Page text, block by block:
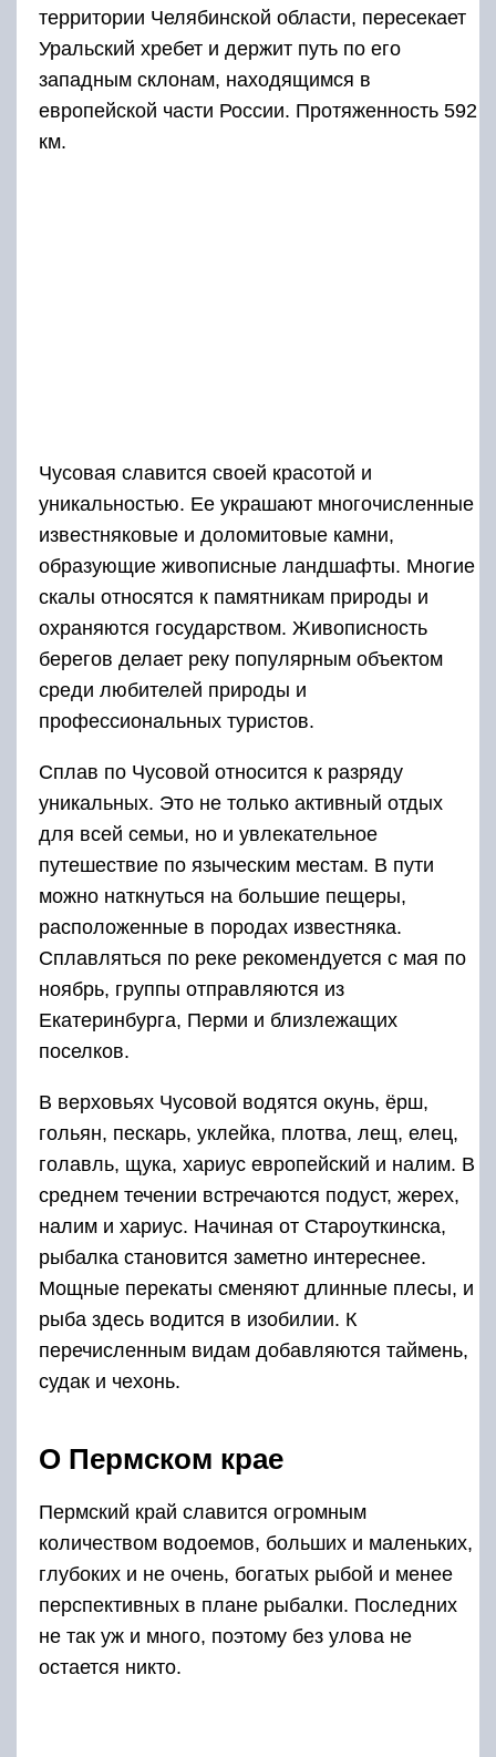
территории Челябинской области, пересекает
Уральский хребет и держит путь по его
западным склонам, находящимся в
европейской части России. Протяженность 592
км.
Чусовая славится своей красотой и
уникальностью. Ее украшают многочисленные
известняковые и доломитовые камни,
образующие живописные ландшафты. Многие
скалы относятся к памятникам природы и
охраняются государством. Живописность
берегов делает реку популярным объектом
среди любителей природы и
профессиональных туристов.
Сплав по Чусовой относится к разряду
уникальных. Это не только активный отдых
для всей семьи, но и увлекательное
путешествие по языческим местам. В пути
можно наткнуться на большие пещеры,
расположенные в породах известняка.
Сплавляться по реке рекомендуется с мая по
ноябрь, группы отправляются из
Екатеринбурга, Перми и близлежащих
поселков.
В верховьях Чусовой водятся окунь, ёрш,
гольян, пескарь, уклейка, плотва, лещ, елец,
голавль, щука, хариус европейский и налим. В
среднем течении встречаются подуст, жерех,
налим и хариус. Начиная от Староуткинска,
рыбалка становится заметно интереснее.
Мощные перекаты сменяют длинные плесы, и
рыба здесь водится в изобилии. К
перечисленным видам добавляются таймень,
судак и чехонь.
О Пермском крае
Пермский край славится огромным
количеством водоемов, больших и маленьких,
глубоких и не очень, богатых рыбой и менее
перспективных в плане рыбалки. Последних
не так уж и много, поэтому без улова не
остается никто.